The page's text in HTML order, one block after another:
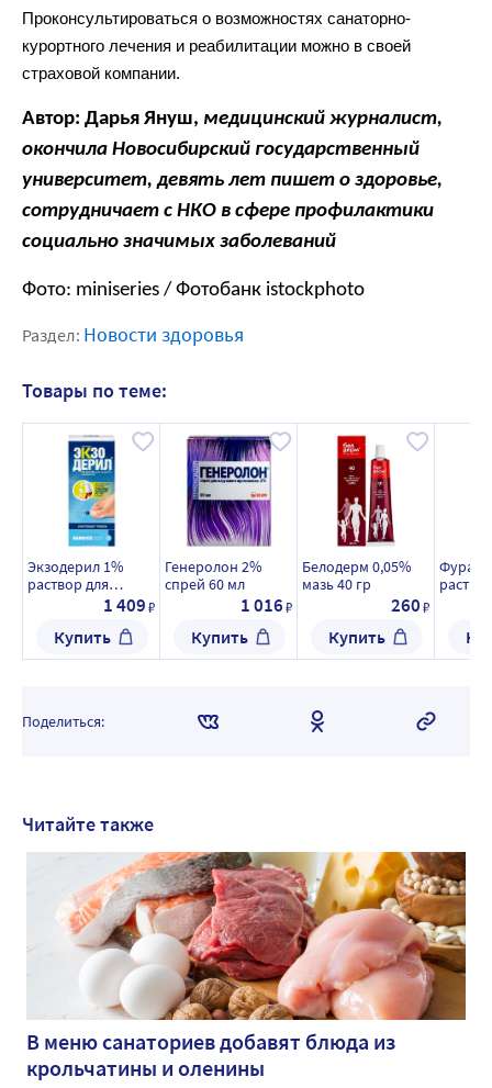
Проконсультироваться о возможностях санаторно-
курортного лечения и реабилитации можно в своей
страховой компании.
Автор: Дарья Януш, медицинский журналист,
окончила Новосибирский государственный
университет, девять лет пишет о здоровье,
сотрудничает с НКО в сфере профилактики
социально значимых заболеваний
Фото: miniseries / Фотобанк istockphoto
Раздел: Новости здоровья
Товары по теме:
Экзодерил 1%
раствор для
флакон
1 409₽
Купить
Генеролон 2%
спрей 60 мл
1 016₽
Купить
Белодерм 0,05%
мазь 40 гр
260₽
Купить
мл
Поделиться:
Читайте также
В меню санаториев добавят блюда из
крольчатины и оленины